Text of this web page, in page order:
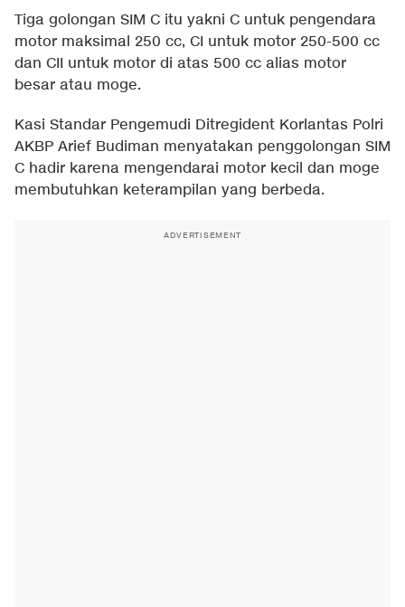
Tiga golongan SIM C itu yakni C untuk pengendara
motor maksimal 250 cc, CI untuk motor 250-500 cc
dan CII untuk motor di atas 500 cc alias motor
besar atau moge.
Kasi Standar Pengemudi Ditregident Korlantas Polri
AKBP Arief Budiman menyatakan penggolongan SIM
C hadir karena mengendarai motor kecil dan moge
membutuhkan keterampilan yang berbeda.
ADVERTISEMENT